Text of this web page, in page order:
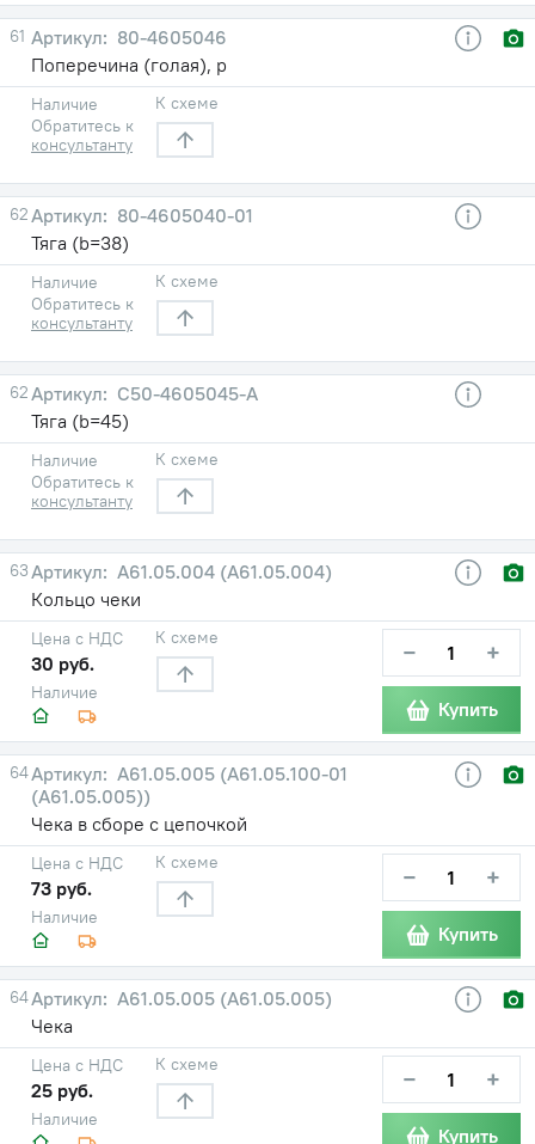
61
80-4605046
Поперечина (голая), р
Наличие
Обратитесь к
консультанту
К схеме
62
80-4605040-01
Тяга (b=38)
Наличие
Обратитесь к
консультанту
К схеме
62
С50-4605045-А
Тяга (b=45)
Наличие
Обратитесь к
консультанту
К схеме
63
A61.05.004 (А61.05.004)
Кольцо чеки
Наличие
Цена с НДС
30 руб.
К схеме − +
Купить
64
A61.05.005 (А61.05.100-01
(А61.05.005))
Чека в сборе с цепочкой
Наличие
Цена с НДС
73 руб.
К схеме − +
Купить
64
A61.05.005 (А61.05.005)
Чека
Наличие
Цена с НДС
25 руб.
К схеме − +
Купить